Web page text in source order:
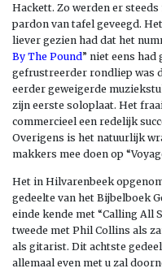
Hackett. Zo werden er
pardon van tafel geveegd.
liever gezien had dat het
By The Pound ” niet eens
gefrustreerder rondliep was
eerder geweigerde
zijn eerste soloplaat. Het
commercieel een redelijk
Overigens is het natuurlijk
makkers mee doen op
Het in Hilvarenbeek
gedeelte van het Bijbelboek
einde kende met “Calling All
tweede met Phil Collins als
als gitarist. Dit achtste
allemaal even met u zal